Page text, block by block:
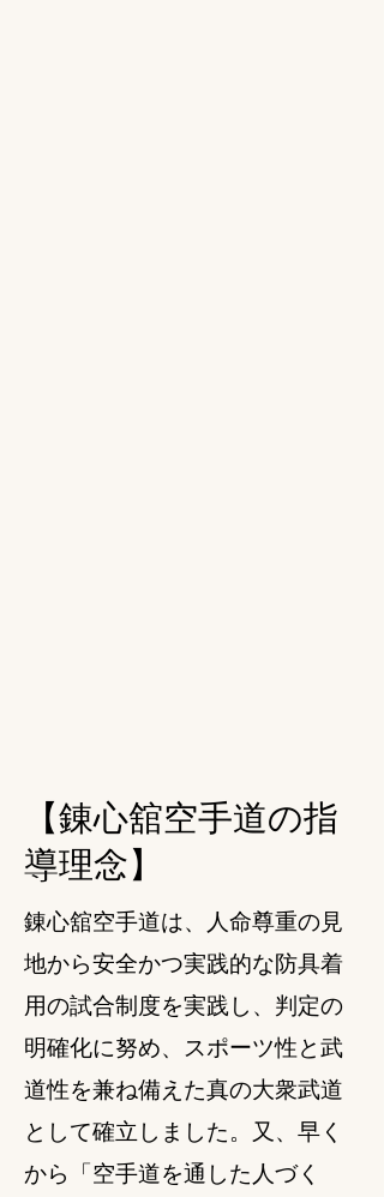
【錬心舘空手道の指
導理念】
錬心舘空手道は、人命尊重の見
地から安全かつ実践的な防具着
用の試合制度を実践し、判定の
明確化に努め、スポーツ性と武
道性を兼ね備えた真の大衆武道
として確立しました。又、早く
から「空手道を通した人づく